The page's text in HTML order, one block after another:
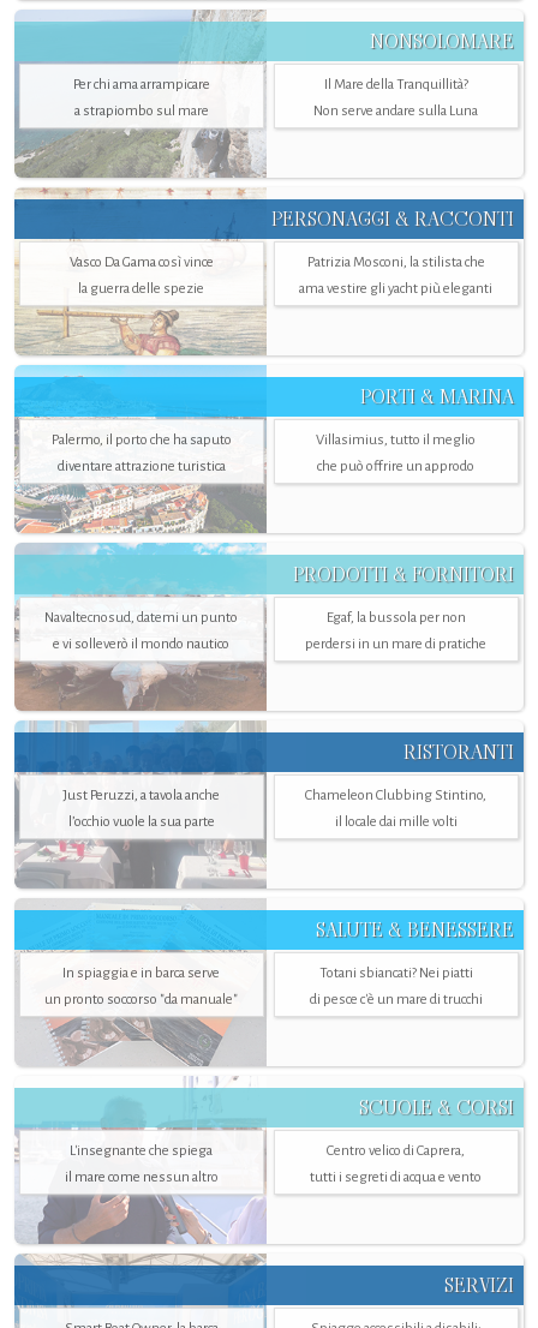
NONSOLOMARE
Per chi ama arrampicare
a strapiombo sul mare
Il Mare della Tranquillità?
Non serve andare sulla Luna
PERSONAGGI & RACCONTI
Vasco Da Gama così vince
la guerra delle spezie
Patrizia Mosconi, la stilista che
ama vestire gli yacht più eleganti
PORTI & MARINA
Palermo, il porto che ha saputo
diventare attrazione turistica
Villasimius, tutto il meglio
che può offrire un approdo
PRODOTTI & FORNITORI
Navaltecnosud, datemi un punto
e vi solleverò il mondo nautico
Egaf, la bussola per non
perdersi in un mare di pratiche
RISTORANTI
Just Peruzzi, a tavola anche
l’occhio vuole la sua parte
Chameleon Clubbing Stintino,
il locale dai mille volti
SALUTE & BENESSERE
In spiaggia e in barca serve
un pronto soccorso "da manuale"
Totani sbiancati? Nei piatti
di pesce c'è un mare di trucchi
SCUOLE & CORSI
L'insegnante che spiega
il mare come nessun altro
Centro velico di Caprera,
tutti i segreti di acqua e vento
SERVIZI